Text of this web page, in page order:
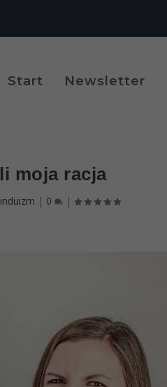
Start Newsletter
moja racja
| 0 |